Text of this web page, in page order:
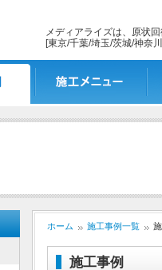
メディアライズは、原状
[東京/千葉/埼玉/茨城/神奈
ホーム 施工事例一覧
施工事例